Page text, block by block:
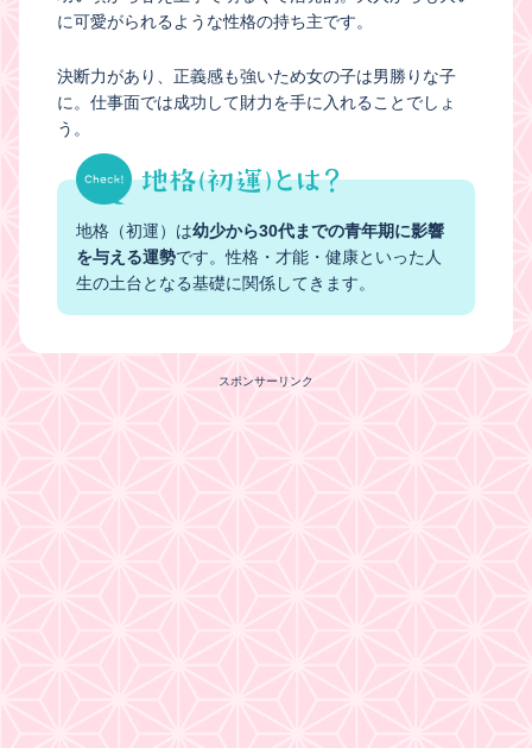
に可愛がられるような性格の持ち主です。
決断力があり、正義感も強いため女の子は男勝りな子
に。仕事面では成功して財力を手に入れることでしょ
う。
地格（初運）は幼少から30代までの青年期に影響
を与える運勢です。性格・才能・健康といった人
生の土台となる基礎に関係してきます。
スポンサーリンク